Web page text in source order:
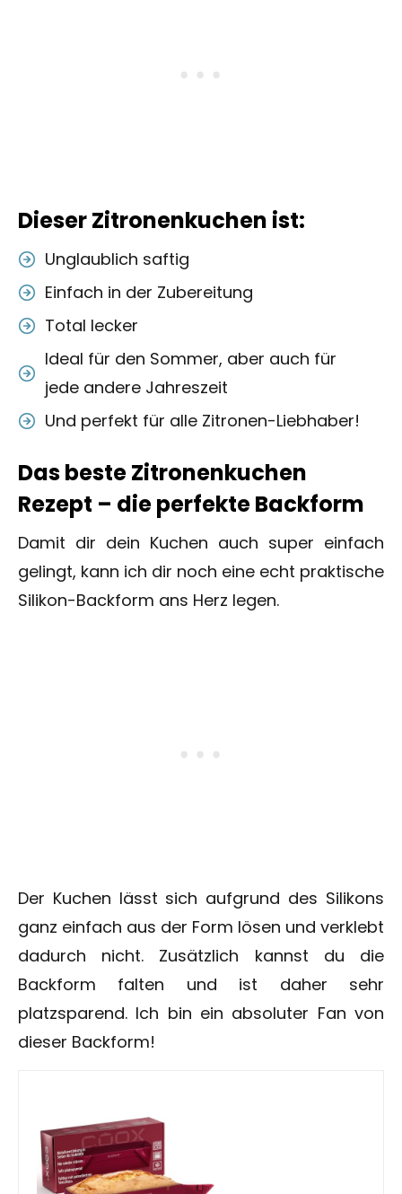
Dieser Zitronenkuchen ist:
Unglaublich saftig
Einfach in der Zubereitung
Total lecker
Ideal für den Sommer, aber auch für
jede andere Jahreszeit
Und perfekt für alle Zitronen-Liebhaber!
Das beste Zitronenkuchen
Rezept – die perfekte Backform
Damit dir dein Kuchen auch super einfach
gelingt, kann ich dir noch eine echt praktische
Silikon-Backform ans Herz legen.
Der Kuchen lässt sich aufgrund des Silikons
ganz einfach aus der Form lösen und verklebt
dadurch nicht. Zusätzlich kannst du die
Backform falten und ist daher sehr
platzsparend. Ich bin ein absoluter Fan von
dieser Backform!